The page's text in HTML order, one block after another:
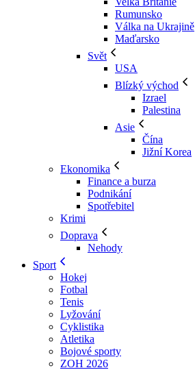
Rumunsko
Válka na Ukrajině
Maďarsko
Svět
USA
Blízký východ
Izrael
Palestina
Asie
Čína
Jižní Korea
Ekonomika
Finance a burza
Podnikání
Spotřebitel
Krimi
Doprava
Nehody
Sport
Hokej
Fotbal
Tenis
Lyžování
Cyklistika
Atletika
Bojové sporty
ZOH 2026